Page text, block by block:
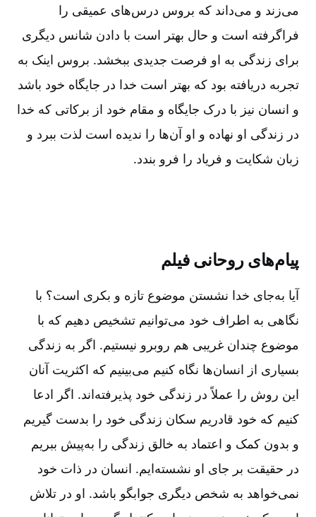
می‌زند و می‌داند که بروس درس‌های عمیقی را
فراگرفته است و حال بهتر است با دادن شانس دیگری
برای زندگی به او فرصت جدیدی ببخشد. بروس اینک به
تجربه دریافته بود که بهتر است خدا در جایگاه خود باشد
و انسان نیز با درک جایگاه و مقام خود از برکاتی که خدا
در زندگی او نهاده و او آن‌ها را ندیده است لذت ببرد و
زبان شکایت و فریاد را فرو بندد.
پیام‌های روحانی فیلم
آیا به‌جای خدا نشستن موضوع تازه و بکری است؟ با
نگاهی به اطراف خود می‌توانیم تشخیص دهیم که با
موضوع چندان غریبی هم روبرو نیستیم. اگر به زندگی
بسیاری از انسان‌ها نگاه کنیم می‌بینیم که اکثریت آنان
این روش را عملاً در زندگی خود پذیرفته‌اند. اگر ادعا
کنیم که خود قادریم سکان زندگی خود را بدست گیریم
و بدون کمک و اعتماد به خالق زندگی را به‌پیش ببریم
در حقیقت بر جای او نشسته‌ایم. انسان در ذات خود
نمی‌خواهد به شخص دیگری جوابگو باشد. او در تلاش